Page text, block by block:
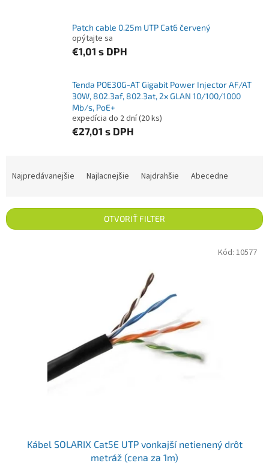
Patch cable 0.25m UTP Cat6 červený
opýtajte sa
€1,01 s DPH
Tenda POE30G-AT Gigabit Power Injector AF/AT
30W, 802.3af, 802.3at, 2x GLAN 10/100/1000
Mb/s, PoE+
expedícia do 2 dní(20 ks)
€27,01 s DPH
Najpredávanejšie Najlacnejšie Najdrahšie Abecedne
OTVORIŤ FILTER
Kábel SOLARIX Cat5E UTP vonkajší netienený drôt
metráž (cena za 1m)
Kód: 10577